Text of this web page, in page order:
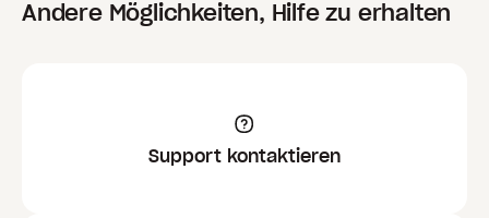
Andere Möglichkeiten, Hilfe zu erhalten
Support kontaktieren